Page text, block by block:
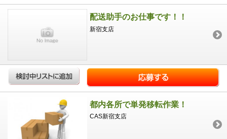
配送助手のお仕事です！！
新宿支店
都内各所で単発移転作業！
CAS新宿支店